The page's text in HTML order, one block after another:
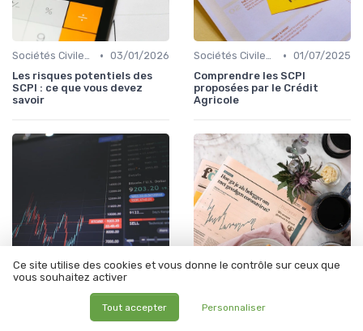
Sociétés Civiles de Placement Immobilier (SCPI) • 03/01/2026
Les risques potentiels des
SCPI : ce que vous devez
savoir
Sociétés Civiles de Placement Immobilier (SCPI) • 01/07/2025
Comprendre les SCPI
proposées par le Crédit
Agricole
• 01/07/2025
Investir intelligemment avec
Ce site utilise des cookies et vous donne le contrôle sur ceux que
vous souhaitez activer
Tout accepter Personnaliser